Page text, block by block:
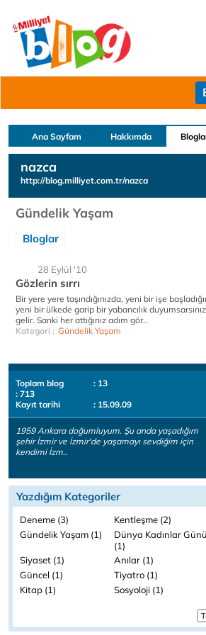
Ana Sayfam Hakkımda
nazca
http://blog.milliyet.com.tr/nazca
Gündelik Yaşam
Bloglar
28 Eylül '10
Gözlerin sırrı
Bir yere yere taşındığınızda, yeni bir işe
yeni bir ülkede garip bir yabancılık
gelir. Sanki her attığınız adım gör..
Kategori : Gündelik Yaşam
Toplam blog
: 13
: 713
Kayıt tarihi
: 15.09.09
1959 Ankara doğumluyum. Şu anda yaşadığım
şehir İzmir ve İzmir'de yaşamayı sevdiğim için
kendimi İzm..
Yazdığım Kategoriler
Deneme (3)
Kentleşme (2)
Gündelik Yaşam (1)
Dünya Kadınlar Günü
(1)
Siyaset (1)
Anılar (1)
Güncel (1)
Tiyatro (1)
Kitap (1)
Sosyoloji (1)